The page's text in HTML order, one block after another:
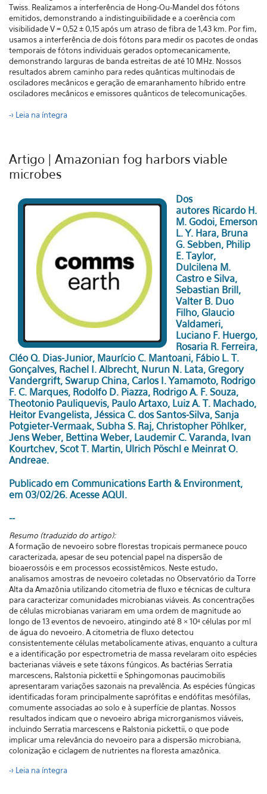
Twiss. Realizamos a interferência de Hong-Ou-Mandel dos fótons
emitidos, demonstrando a indistinguibilidade e a coerência com
visibilidade V = 0,52 ± 0,15 após um atraso de fibra de 1,43 km. Por fim,
usamos a interferência de dois fótons para medir os pacotes de ondas
temporais de fótons individuais gerados optomecanicamente,
demonstrando larguras de banda estreitas de até 10 MHz. Nossos
resultados abrem caminho para redes quânticas multinodais de
osciladores mecânicos e geração de emaranhamento híbrido entre
osciladores mecânicos e emissores quânticos de telecomunicações.
-> Leia na íntegra
Artigo | Amazonian fog harbors viable
microbes
Dos
autores Ricardo H.
M. Godoi, Emerson
L. Y. Hara, Bruna
G. Sebben, Philip
E. Taylor,
Dulcilena M.
Castro e Silva,
Sebastian Brill,
Valter B. Duo
Filho, Glaucio
Valdameri,
Luciano F. Huergo,
Rosaria R. Ferreira,
Cléo Q. Dias-Junior, Maurício C. Mantoani, Fábio L. T.
Gonçalves, Rachel I. Albrecht, Nurun N. Lata, Gregory
Vandergrift, Swarup China, Carlos I. Yamamoto, Rodrigo
F. C. Marques, Rodolfo D. Piazza, Rodrigo A. F. Souza,
Theotonio Pauliquevis, Paulo Artaxo, Luiz A. T. Machado,
Heitor Evangelista, Jéssica C. dos Santos-Silva, Sanja
Potgieter-Vermaak, Subha S. Raj, Christopher Pöhlker,
Jens Weber, Bettina Weber, Laudemir C. Varanda, Ivan
Kourtchev, Scot T. Martin, Ulrich Pöschl e Meinrat O.
Andreae.
Publicado em Communications Earth & Environment,
em 03/02/26. Acesse AQUI.
--
Resumo (traduzido do artigo):
A formação de nevoeiro sobre florestas tropicais permanece pouco
caracterizada, apesar de seu potencial papel na dispersão de
bioaerossóis e em processos ecossistêmicos. Neste estudo,
analisamos amostras de nevoeiro coletadas no Observatório da Torre
Alta da Amazônia utilizando citometria de fluxo e técnicas de cultura
para caracterizar comunidades microbianas viáveis. As concentrações
de células microbianas variaram em uma ordem de magnitude ao
longo de 13 eventos de nevoeiro, atingindo até 8 × 10⁴ células por ml
de água do nevoeiro. A citometria de fluxo detectou
consistentemente células metabolicamente ativas, enquanto a cultura
e a identificação por espectrometria de massa revelaram oito espécies
bacterianas viáveis ​​e sete táxons fúngicos. As bactérias Serratia
marcescens, Ralstonia pickettii e Sphingomonas paucimobilis
apresentaram variações sazonais na prevalência. As espécies fúngicas
identificadas foram principalmente saprófitas e endófitas mesófilas,
comumente associadas ao solo e à superfície de plantas. Nossos
resultados indicam que o nevoeiro abriga microrganismos viáveis,
incluindo Serratia marcescens e Ralstonia pickettii, o que pode
implicar uma relevância do nevoeiro para a dispersão microbiana,
colonização e ciclagem de nutrientes na floresta amazônica.
-> Leia na íntegra